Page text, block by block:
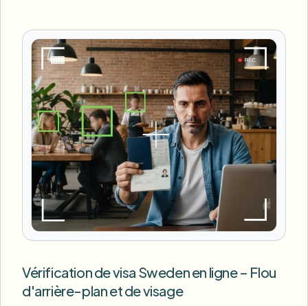
Vérification de visa Sweden en ligne – Flou
d'arrière-plan et de visage